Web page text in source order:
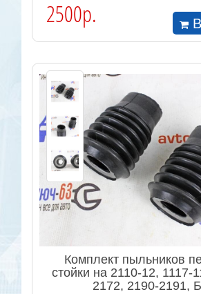
2500р.
Комплект пыльников
стойки на 2110-12, 1117-
2172, 2190-2191,